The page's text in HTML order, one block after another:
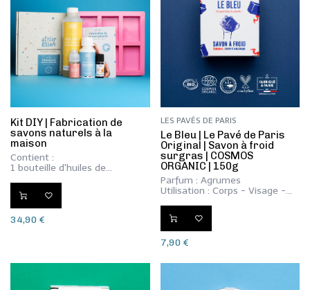
Kit DIY | Fabrication de
savons naturels à la
maison
Contient :
1 bouteille d'huiles de
vitamine E, une bouteille de
lessive de soude, un flacon
d'huile essentielle au choix, le
34,90 €
LES PAVÉS DE PARIS
​Le Bleu | Le Pavé de Paris
Original | Savon à froid
surgras | COSMOS
ORGANIC | 150g
Parfum : Agrumes
Utilisation : Corps - Visage -
7,90 €